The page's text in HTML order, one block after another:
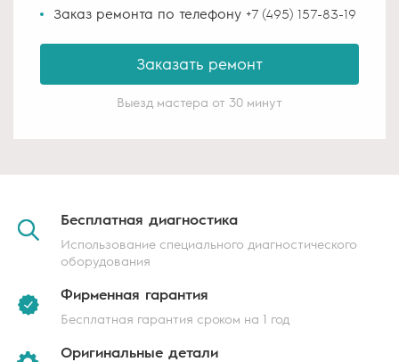
Заказ ремонта по телефону +7 (495) 157-83-19
Заказать ремонт
Выезд мастера от 30 минут
Бесплатная диагностика
Использование специального диагностического
оборудования
Фирменная гарантия
Бесплатная гарантия сроком на 1 год
Оригинальные детали